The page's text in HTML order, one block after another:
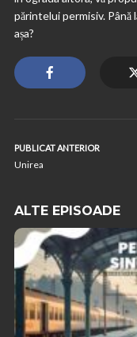
părintelui permisiv. Până
așa?
PUBLICAT ANTERIOR
Unirea
ALTE EPISOADE